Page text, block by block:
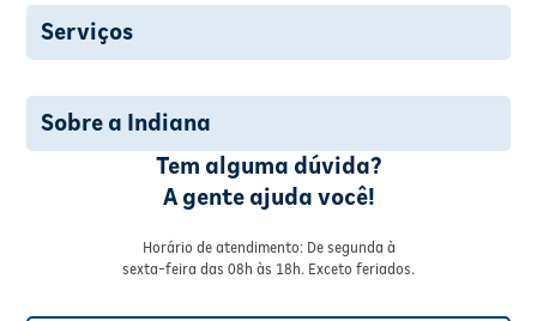
Serviços
Sobre a Indiana
Tem alguma dúvida?
A gente ajuda você!
Horário de atendimento: De segunda à
sexta-feira das 08h às 18h. Exceto feriados.